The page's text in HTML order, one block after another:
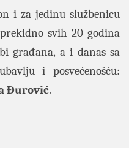
i za jedinu službenicu
svih 20 godina
građana, a i danas sa
i posvećenošću:
Đurović.